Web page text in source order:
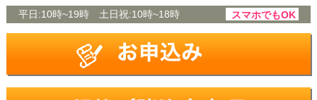
平日:10時~19時 土日祝:10時~18時 スマホでもOK